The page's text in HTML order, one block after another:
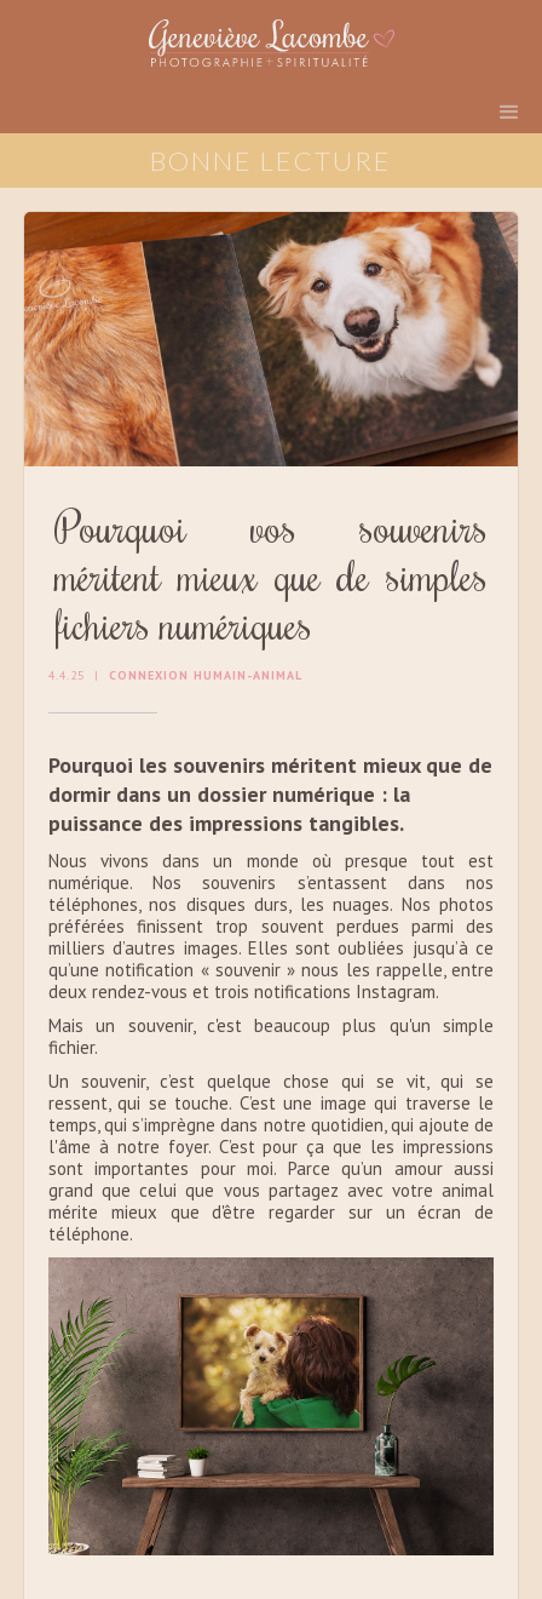
BONNE LECTURE
Pourquoi vos souvenirs
méritent mieux que de simples
fichiers numériques
4.4.25 | CONNEXION HUMAIN-ANIMAL
Pourquoi les souvenirs méritent mieux que de
dormir dans un dossier numérique : la
puissance des impressions tangibles.
Nous vivons dans un monde où presque tout est
numérique. Nos souvenirs s’entassent dans nos
téléphones, nos disques durs, les nuages. Nos photos
préférées finissent trop souvent perdues parmi des
milliers d’autres images. Elles sont oubliées jusqu’à ce
qu’une notification « souvenir » nous les rappelle, entre
deux rendez-vous et trois notifications Instagram.
Mais un souvenir, c'est beaucoup plus qu'un simple
fichier.
Un souvenir, c’est quelque chose qui se vit, qui se
ressent, qui se touche. C’est une image qui traverse le
temps, qui s’imprègne dans notre quotidien, qui ajoute de
l'âme à notre foyer. C’est pour ça que les impressions
sont importantes pour moi. Parce qu’un amour aussi
grand que celui que vous partagez avec votre animal
mérite mieux que d'être regarder sur un écran de
téléphone.